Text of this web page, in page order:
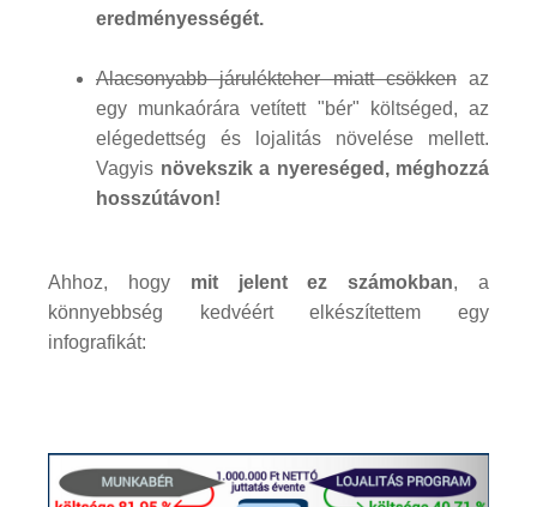
eredményességét.
Alacsonyabb járulékteher miatt csökkenaz
egy munkaórára vetített "bér" költséged, az
elégedettség és lojalitás növelése mellett.
Vagyis növekszik a nyereséged, méghozzá
hosszútávon!
Ahhoz, hogy mit jelent ez számokban, a
könnyebbség kedvéért elkészítettem egy
infografikát: